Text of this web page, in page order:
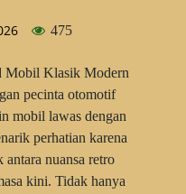
475
Mobil Klasik Modern
pecinta otomotif
mobil lawas dengan
perhatian karena
nuansa retro
kini. Tidak hanya